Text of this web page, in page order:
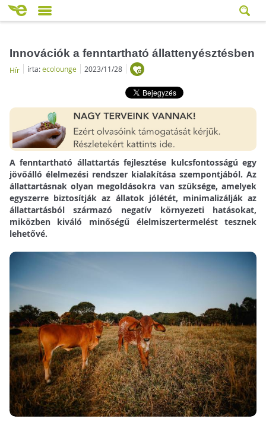
Innovációk a fenntartható állattenyésztésben
Hír írta:ecolounge 2023/11/28
A fenntartható állattartás fejlesztése kulcsfontosságú egy
jövőálló élelmezési rendszer kialakítása szempontjából. Az
állattartásnak olyan megoldásokra van szüksége, amelyek
egyszerre biztosítják az állatok jólétét, minimalizálják az
állattartásból származó negatív környezeti hatásokat,
miközben kiváló minőségű élelmiszertermelést tesznek
lehetővé.